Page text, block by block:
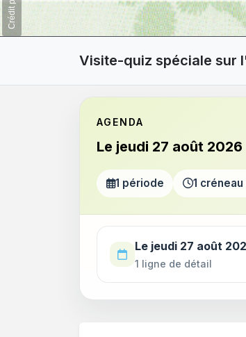
Visite-quiz spéciale sur
AGENDA
Le jeudi 27 août 2026
1 période 1
Le jeudi 27 août
1 ligne de détail